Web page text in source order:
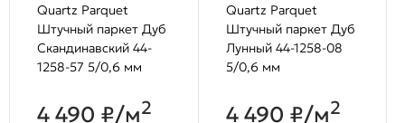
Quartz Parquet
Штучный паркет Дуб
Скандинавский 44-
1258-57 5/0,6 мм
4 490 ₽/м2
Quartz Parquet
Штучный паркет Дуб
Лунный 44-1258-08
5/0,6 мм
4 490 ₽/м2